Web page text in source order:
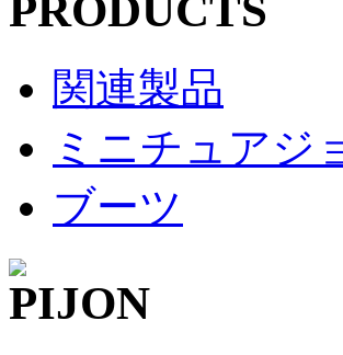
関連製品
ミニチュアジ
ブーツ